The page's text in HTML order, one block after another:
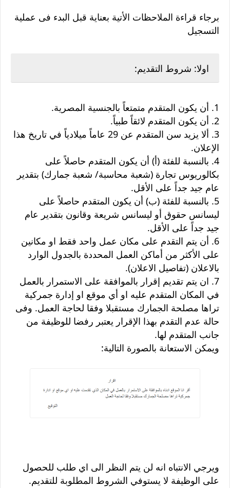
برجاء قراءة الملاحظات الأتية بعناية قبل البدء فى عملية
التسجيل
اولا: شروط التقديم:
1. أن يكون المتقدم متمتعاً بالجنسية المصرية.
2. أن يكون المتقدم لائقاً طبياً.
3. ألا يزيد سن المتقدم عن 29 عاماً ميلادياً في تاريخ هذا
الإعلان.
4. بالنسبة للفئة (أ) أن يكون المتقدم حاصلاً على
بكالوريوس تجارة (شعبة محاسبة/ شعبة جمارك) بتقدير
عام جيد جداً على الأقل.
5. بالنسبة للفئة (ب) أن يكون المتقدم حاصلاً على
ليسانس حقوق أو ليسانس شريعة وقانون بتقدير عام
جيد جداً على الأقل.
6. أن يتم التقدم على مكان عمل واحد فقط او مكانين
على الأكثر من أماكن العمل المحددة بالجدول الوارد
بالاعلان (تفاصيل الاعلان).
7. ان يتم تقديم إقرار بالموافقة على الاستمرار بالعمل
في المكان المتقدم عليه او أي موقع او إدارة جمركية
تراها مصلحة الجمارك مستقبلا وفقا لحاجة العمل. وفى
حالة عدم التقدم بهذا الإقرار يعتبر رفضا للوظيفة من
جانب المتقدم لها.
ويمكن الاستعانة بالصورة التالية:
ويرجي الانتباه انه لن يتم النظر الى اي طلب للحصول
على الوظيفة لا يستوفي الشروط المطلوبة للتقديم.